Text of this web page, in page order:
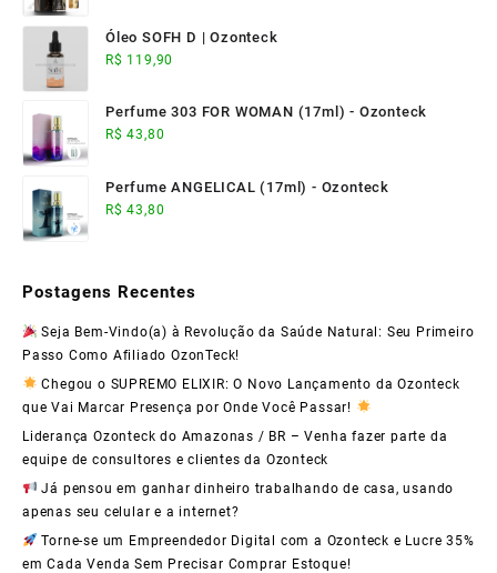
Óleo SOFH D | Ozonteck
R$ 119,90
Perfume 303 FOR WOMAN (17ml) - Ozonteck
R$ 43,80
Perfume ANGELICAL (17ml) - Ozonteck
R$ 43,80
Postagens Recentes
Seja Bem-Vindo(a) à Revolução da Saúde Natural: Seu Primeiro
Passo Como Afiliado OzonTeck!
Chegou o SUPREMO ELIXIR: O Novo Lançamento da Ozonteck
que Vai Marcar Presença por Onde Você Passar!
Liderança Ozonteck do Amazonas / BR – Venha fazer parte da
equipe de consultores e clientes da Ozonteck
Já pensou em ganhar dinheiro trabalhando de casa, usando
apenas seu celular e a internet?
Torne-se um Empreendedor Digital com a Ozonteck e Lucre 35%
em Cada Venda Sem Precisar Comprar Estoque!